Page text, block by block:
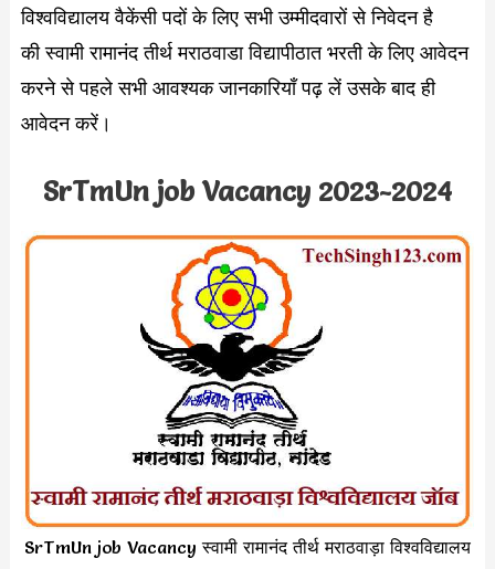
विश्वविद्यालय वैकेंसी पदों के लिए सभी उम्मीदवारों से निवेदन है
की स्वामी रामानंद तीर्थ मराठवाडा विद्यापीठात भरती के लिए आवेदन
करने से पहले सभी आवश्यक जानकारियाँ पढ़ लें उसके बाद ही
आवेदन करें।
SrTmUn job Vacancy 2023-2024
SrTmUn job Vacancy स्वामी रामानंद तीर्थ मराठवाड़ा विश्वविद्यालय